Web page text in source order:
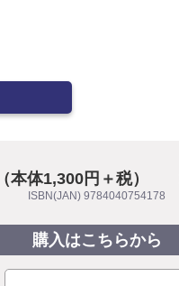
本体1,300円＋税）
ISBN(JAN) 9784040754178
購入はこちらから